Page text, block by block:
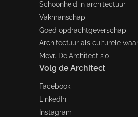
Schoonheid in architectuur
Vakmanschap
Goed opdrachtgeverschap
Architectuur als culturele
Mevr. De Architect 2.0
Volg de Architect
Facebook
LinkedIn
Instagram